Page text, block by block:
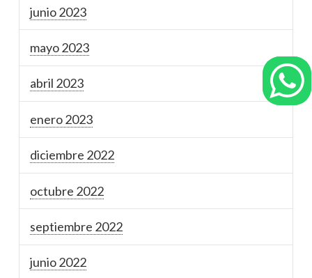
junio 2023
mayo 2023
abril 2023
enero 2023
diciembre 2022
octubre 2022
septiembre 2022
junio 2022